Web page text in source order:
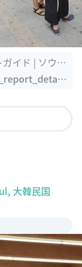
イド | ソウル
大韓民国